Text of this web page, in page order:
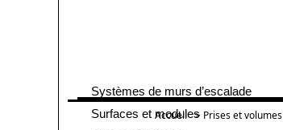
Aller
au
contenu
Systèmes de murs d’escalade
Surfaces et modules
Accueil > Prises et volumes